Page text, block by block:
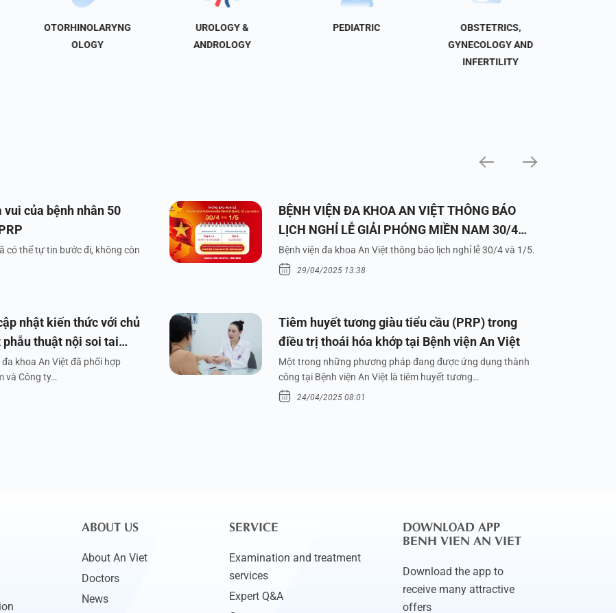
OTORHINOLARYNG
OLOGY
UROLOGY &
ANDROLOGY
PEDIATRIC
OBSTETRICS,
GYNECOLOGY AND
INFERTILITY
của bệnh nhân 50
có thể tự tin bước đi, không còn
BỆNH VIỆN ĐA KHOA AN VIỆT THÔNG BÁO
LỊCH NGHỈ LỄ GIẢI PHÓNG MIỀN NAM 30/4
VÀ QUỐC TẾ LAO ĐỘNG 1/5/2025
Bệnh viện đa khoa An Việt thông báo lịch nghỉ lễ 30/4 và 1/5.
29/04/2025 13:38
nhật kiến thức với chủ
thuật nội soi tai
khoa An Việt đã phối hợp
và Công ty…
Tiêm huyết tương giàu tiểu cầu (PRP) trong
điều trị thoái hóa khớp tại Bệnh viện An Việt
Một trong những phương pháp đang được ứng dụng thành
công tại Bệnh viện An Việt là tiêm huyết tương…
24/04/2025 08:01
ABOUT US
About An Viet
Doctors
News
SERVICE
Examination and treatment
services
Expert Q&A
DOWNLOAD APP
BENH VIEN AN VIET
Download the app to
receive many attractive
offers